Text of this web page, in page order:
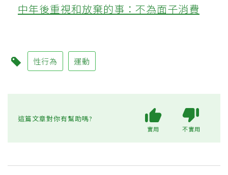
中年後重視和放棄的事：不為面子消費
性行為 運動
這篇文章對你有幫助嗎?
實用 不實用